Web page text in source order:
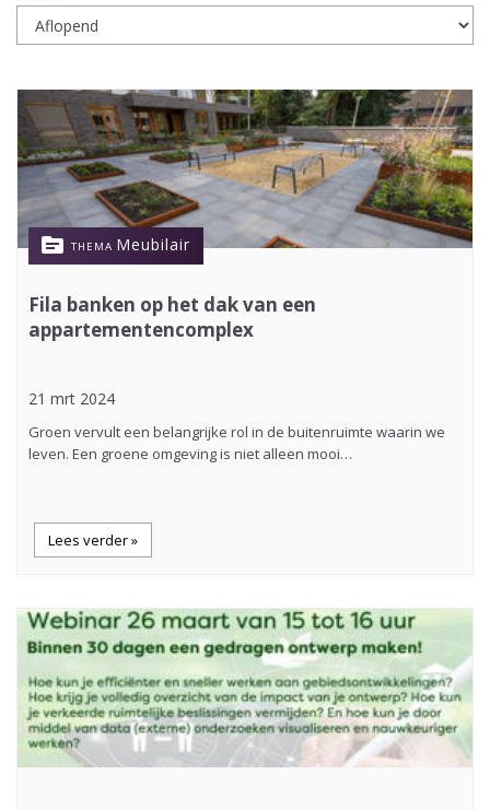
topic THEMA Meubilair
Fila banken op het dak van een
appartementencomplex
21 mrt 2024
Groen vervult een belangrijke rol in de buitenruimte waarin we
leven. Een groene omgeving is niet alleen mooi…
Lees verder »